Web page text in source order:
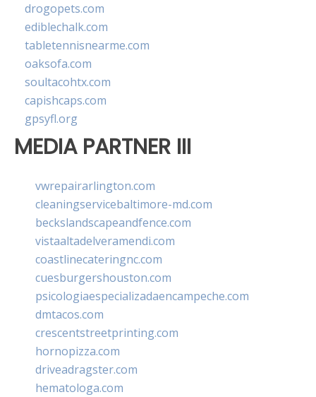
drogopets.com
ediblechalk.com
tabletennisnearme.com
oaksofa.com
soultacohtx.com
capishcaps.com
gpsyfl.org
MEDIA PARTNER III
vwrepairarlington.com
cleaningservicebaltimore-md.com
beckslandscapeandfence.com
vistaaltadelveramendi.com
coastlinecateringnc.com
cuesburgershouston.com
psicologiaespecializadaencampeche.com
dmtacos.com
crescentstreetprinting.com
hornopizza.com
driveadragster.com
hematologa.com